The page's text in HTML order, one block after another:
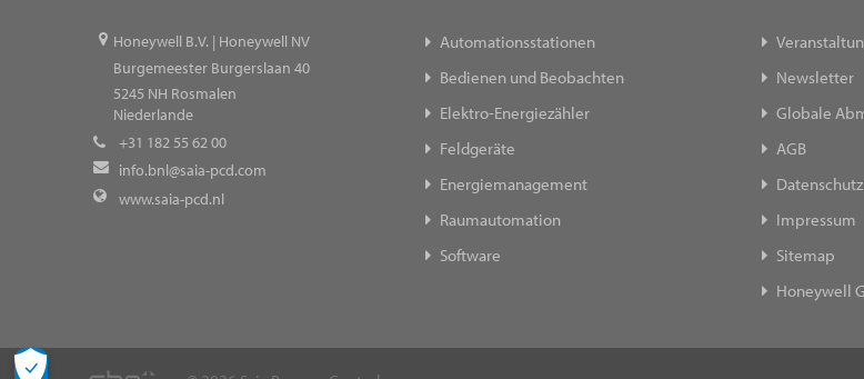
Honeywell B.V. | Honeywell NV
Burgemeester Burgerslaan 40
5245 NH Rosmalen
Niederlande
+31 182 55 62 00
info.bnl@saia-pcd.com
www.saia-pcd.nl
Automationsstationen
Bedienen und Beobachten
Elektro-Energiezähler
Feldgeräte
Energiemanagement
Raumautomation
Software
Newsletter
Globale
AGB
Datenschutz
Impressum
Sitemap
Honeywell